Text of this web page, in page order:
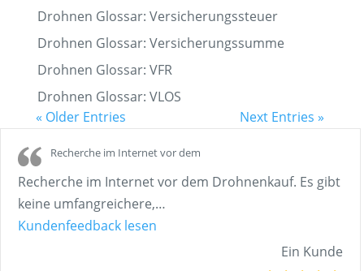
Drohnen Glossar: Versicherungssteuer
Drohnen Glossar: Versicherungssumme
Drohnen Glossar: VFR
Drohnen Glossar: VLOS
« Older Entries
Next Entries »
Recherche im Internet vor dem
Recherche im Internet vor dem Drohnenkauf. Es gibt
keine umfangreichere,…
Kundenfeedback lesen
Ein Kunde